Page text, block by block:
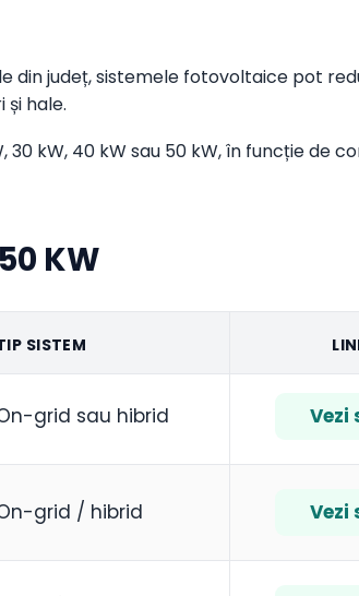
din județ, sistemele fotovoltaice pot
hale.
kW, 40 kW sau 50 kW, în funcție de
KW
SISTEM
grid sau hibrid Vezi
grid / hibrid Vezi